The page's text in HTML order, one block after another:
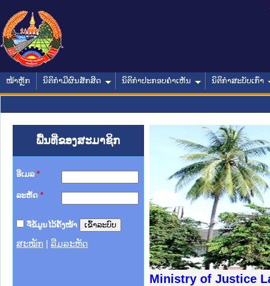
ໜ້າຫຼັກ ນິຕິກໍາມີຜົນສັກສິດ ນິຕິກໍາປະກອບຄໍາເຫັນ ນິຕິກໍາສະບັບເກົ່າ
ພື້ນທີ່ຂອງສະມາຊິກ
ອີເມລ *
ລະຫັດ *
ຈື່ຂໍ້ມູນໄວ້ຄັ້ງໜ້າ
ສະໝັກ ລືມລະຫັດ
Ministry of Justice